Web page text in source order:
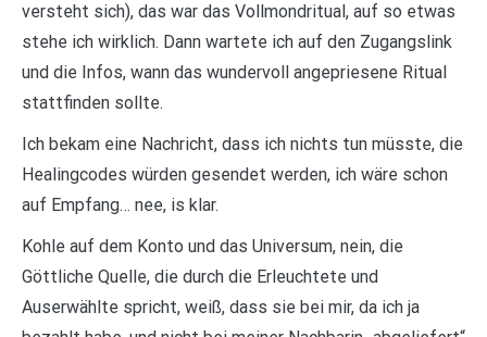
versteht sich), das war das Vollmondritual, auf so etwas
stehe ich wirklich. Dann wartete ich auf den Zugangslink
und die Infos, wann das wundervoll angepriesene Ritual
stattfinden sollte.
Ich bekam eine Nachricht, dass ich nichts tun müsste, die
Healingcodes würden gesendet werden, ich wäre schon
auf Empfang… nee, is klar.
Kohle auf dem Konto und das Universum, nein, die
Göttliche Quelle, die durch die Erleuchtete und
Auserwählte spricht, weiß, dass sie bei mir, da ich ja